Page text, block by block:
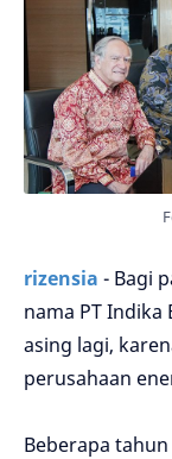
rizensia - Bagi
nama PT Indika
asing lagi,
perusahaan
Beberapa